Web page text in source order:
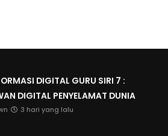
DIGITAL GURU SIRI 7 :
DIGITAL PENYELAMAT DUNIA
3 hari yang lalu